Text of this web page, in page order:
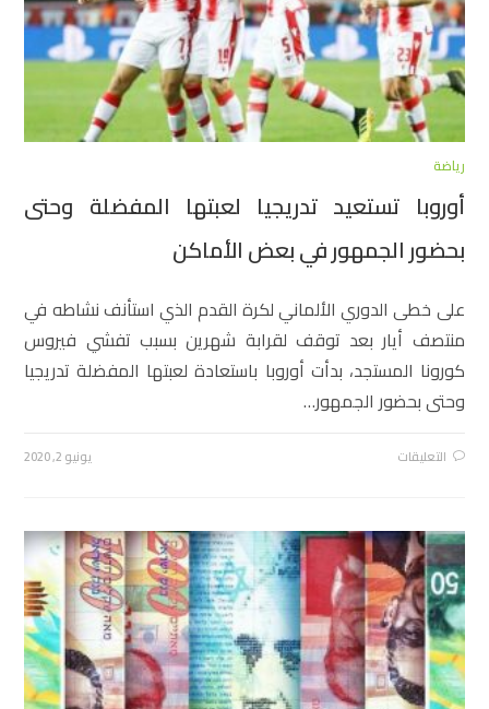
رياضة
أوروبا تستعيد تدريجيا لعبتها المفضلة وحتى
بحضور الجمهور في بعض الأماكن
على خطى الدوري الألماني لكرة القدم الذي استأنف نشاطه في
منتصف أيار بعد توقف لقرابة شهرين بسبب تفشي فيروس
كورونا المستجد، بدأت أوروبا باستعادة لعبتها المفضلة تدريجيا
وحتى بحضور الجمهور…
التعليقات يونيو 2, 2020